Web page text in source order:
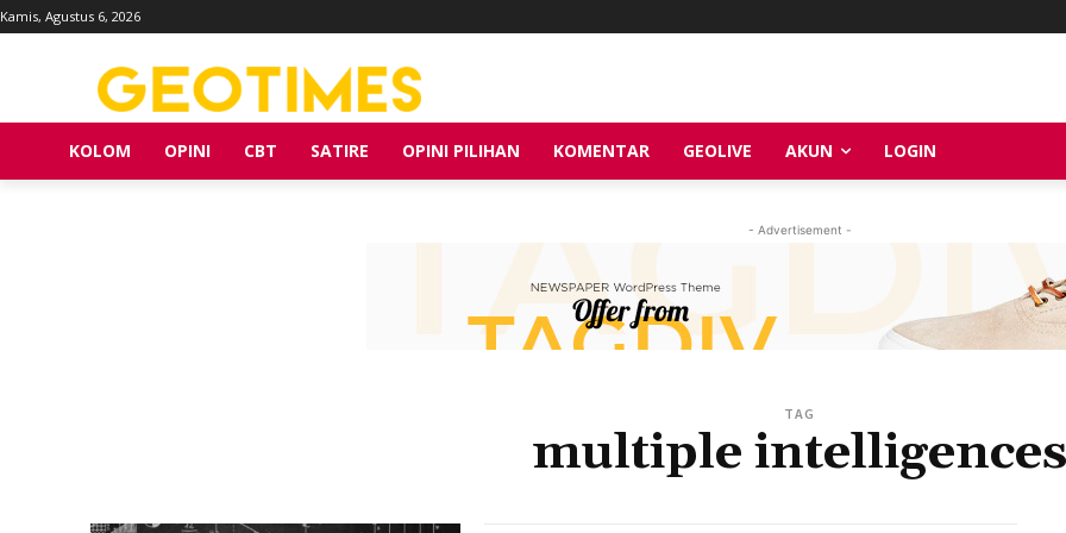
Kamis, Agustus 6, 2026
KOLOM OPINI CBT SATIRE OPINI PILIHAN KOMENTAR GEOLIVE AKUN LOGIN
- Advertisement -
TAG
multiple intelligences